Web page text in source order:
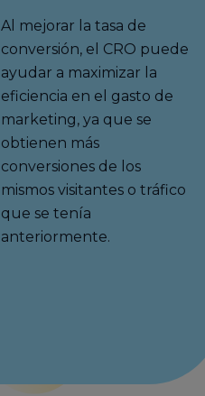
Al mejorar la tasa de
conversión, el CRO puede
ayudar a maximizar la
eficiencia en el gasto de
marketing, ya que se
obtienen más
conversiones de los
mismos visitantes o tráfico
que se tenía
anteriormente.